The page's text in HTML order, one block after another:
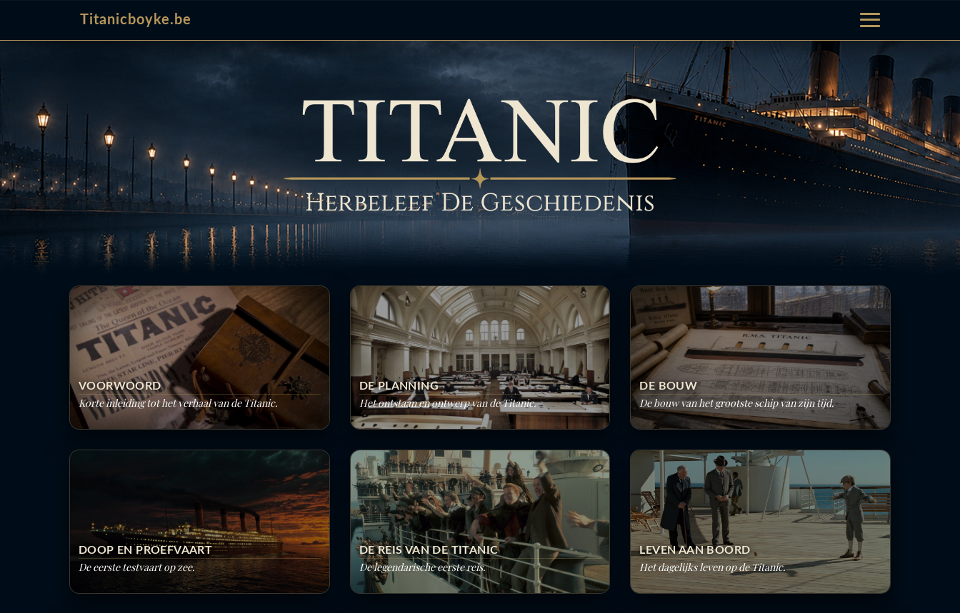
Titanicboyke.be
VOORWOORD
Korte inleiding tot het verhaal van de Titanic.
DE PLANNING
Het ontstaan en ontwerp van de Titanic.
DE BOUW
De bouw van het grootste schip van zijn tijd.
DOOP EN PROEFVAART
De eerste testvaart op zee.
DE REIS VAN DE TITANIC
De legendarische eerste reis.
LEVEN AAN BOORD
Het dagelijks leven op de Titanic.